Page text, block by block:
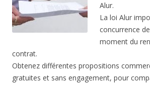
Alur.
La loi Alur
concurrence
moment du
contrat.
Obtenez différentes propositions
gratuites et sans engagement, pour